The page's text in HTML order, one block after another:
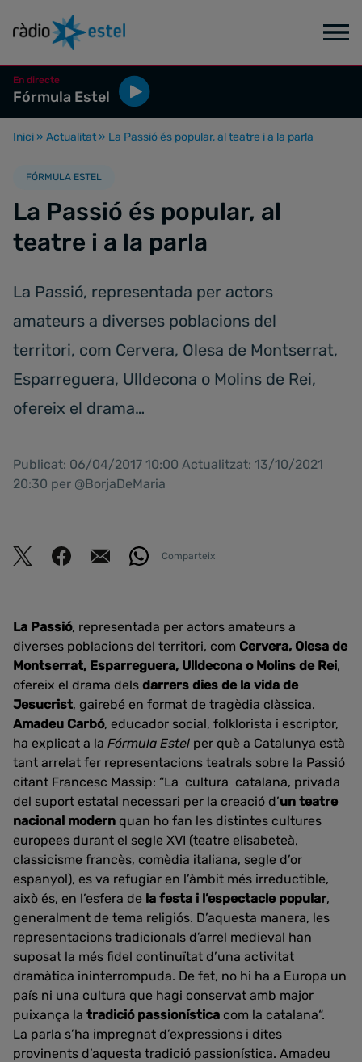
En directe
Fórmula Estel
Inici » Actualitat » La Passió és popular, al teatre i a la parla
FÓRMULA ESTEL
La Passió és popular, al
teatre i a la parla
La Passió, representada per actors
amateurs a diverses poblacions del
territori, com Cervera, Olesa de Montserrat,
Esparreguera, Ulldecona o Molins de Rei,
ofereix el drama…
Publicat: 06/04/2017 10:00 Actualitzat: 13/10/2021
20:30 per @BorjaDeMaria
Comparteix
La Passió, representada per actors amateurs a
diverses poblacions del territori, com Cervera, Olesa de
Montserrat, Esparreguera, Ulldecona o Molins de Rei,
ofereix el drama dels darrers dies de la vida de
Jesucrist, gairebé en format de tragèdia clàssica.
Amadeu Carbó, educador social, folklorista i escriptor,
ha explicat a la Fórmula Estel per què a Catalunya està
tant arrelat fer representacions teatrals sobre la Passió
citant Francesc Massip: “La cultura catalana, privada
del suport estatal necessari per la creació d’un teatre
nacional modern quan ho fan les distintes cultures
europees durant el segle XVI (teatre elisabeteà,
classicisme francès, comèdia italiana, segle d’or
espanyol), es va refugiar en l’àmbit més irreductible,
això és, en l’esfera de la festa i l’espectacle popular,
generalment de tema religiós. D’aquesta manera, les
representacions tradicionals d’arrel medieval han
suposat la més fidel continuïtat d’una activitat
dramàtica ininterrompuda. De fet, no hi ha a Europa un
país ni una cultura que hagi conservat amb major
puixança la tradició passionística com la catalana“.
La parla s’ha impregnat d’expressions i dites
provinents d’aquesta tradició passionística. Amadeu